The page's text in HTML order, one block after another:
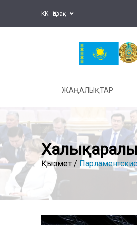
KK - Қазақ
ЖАҢАЛЫҚТАР
Қызмет /